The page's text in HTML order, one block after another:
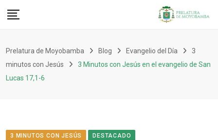
Prelatura de Moyobamba Blog Evangelio del Día
3
minutos con Jesús
3 Minutos con Jesús en el evangelio de San
Lucas 17,1-6
3 MINUTOS CON JESÚS DESTACADO